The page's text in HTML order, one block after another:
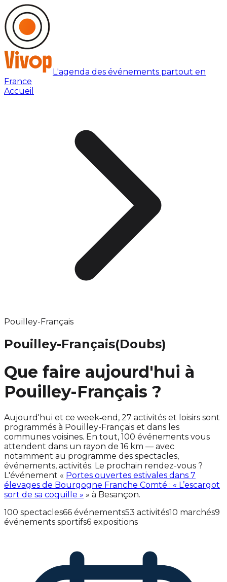
L'agenda des événements partout en
France
Accueil
Pouilley-Français
Pouilley-Français(Doubs)
Que faire aujourd'hui à
Pouilley-Français ?
Aujourd'hui et ce week‑end, 27 activités et loisirs sont
programmés à Pouilley-Français et dans les
communes voisines. En tout, 100 événements vous
attendent dans un rayon de 16 km — avec
notamment au programme des spectacles,
événements, activités. Le prochain rendez-vous ?
L'événement « Portes ouvertes estivales dans 7
élevages de Bourgogne Franche Comté : « L’escargot
sort de sa coquille » » à Besançon.
100 spectacles66 événements53 activités10 marchés9
événements sportifs6 expositions